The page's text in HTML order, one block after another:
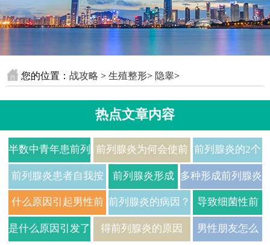
您的位置：战攻略 >生殖整形> 隐睾>
热点文章内容
半数中青年患前列
腺炎
前列腺炎为何会使前
列腺缩小？
前列腺炎的2个
常用治疗方法
介绍！
前列腺炎患者自我按
摩要点3则！
前列腺炎形成
的三大原因
多种形成前列腺炎
的原因
什么原因引起男性前
列腺炎?
前列腺炎的病因？ 导致细菌性前
列腺炎的病因
是什么原因引发了 得前列腺炎的原因 男性朋友怎么